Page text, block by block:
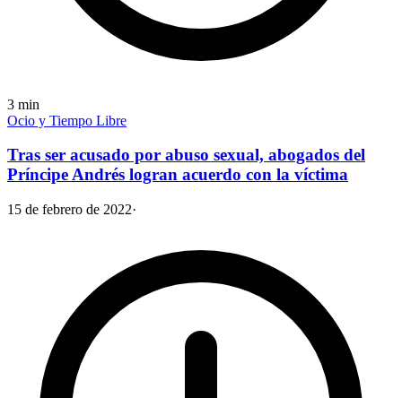
3 min
Ocio y Tiempo Libre
Tras ser acusado por abuso sexual, abogados del
Príncipe Andrés logran acuerdo con la víctima
15 de febrero de 2022·